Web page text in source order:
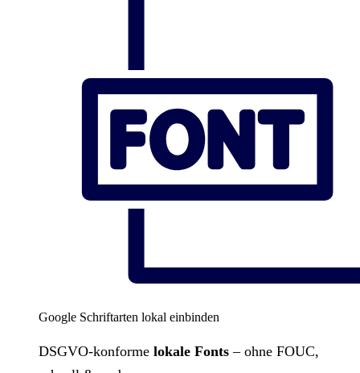
Google Schriftarten lokal einbinden
DSGVO-konforme lokale Fonts – ohne FOUC,